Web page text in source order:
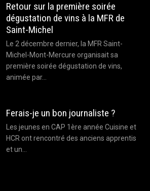
Retour sur la première soirée
dégustation de vins à la MFR de
Saint-Michel
Le 2 décembre dernier, la MFR Saint-
Michel-Mont-Mercure organisait sa
première soirée dégustation de vins,
animée par…
Ferais-je un bon journaliste ?
Les jeunes en CAP 1ère année Cuisine et
HCR ont rencontré des anciens apprentis
et un…